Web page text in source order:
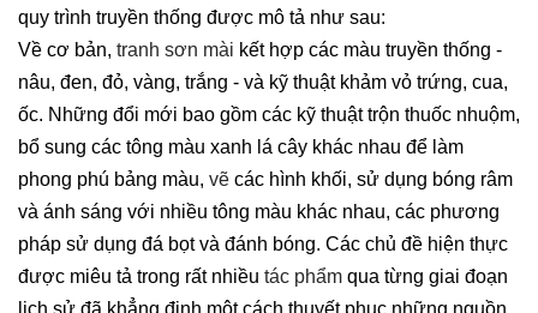
quy trình truyền thống được mô tả như sau:
Về cơ bản, tranh sơn mài kết hợp các màu truyền thống -
nâu, đen, đỏ, vàng, trắng - và kỹ thuật khảm vỏ trứng, cua,
ốc. Những đổi mới bao gồm các kỹ thuật trộn thuốc nhuộm,
bổ sung các tông màu xanh lá cây khác nhau để làm
phong phú bảng màu, vẽ các hình khối, sử dụng bóng râm
và ánh sáng với nhiều tông màu khác nhau, các phương
pháp sử dụng đá bọt và đánh bóng. Các chủ đề hiện thực
được miêu tả trong rất nhiều tác phẩm qua từng giai đoạn
lịch sử đã khẳng định một cách thuyết phục những nguồn